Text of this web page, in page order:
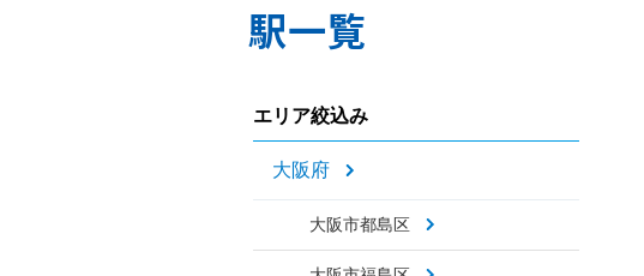
駅一覧
エリア絞込み
大阪府
大阪市都島区